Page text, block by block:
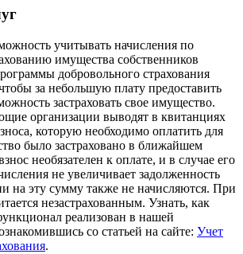
учитывать начисления по
имущества собственников
добровольного страхования
за небольшую плату предоставить
застраховать свое имущество.
организации выводят в квитанциях
которую необходимо оплатить для
было застраховано в ближайшем
необязателен к оплате, и в случае его
не увеличивает задолженность
на эту сумму также не начисляются. При
незастрахованным. Узнать, как
реализован в нашей
со статьей на сайте: Учет
.